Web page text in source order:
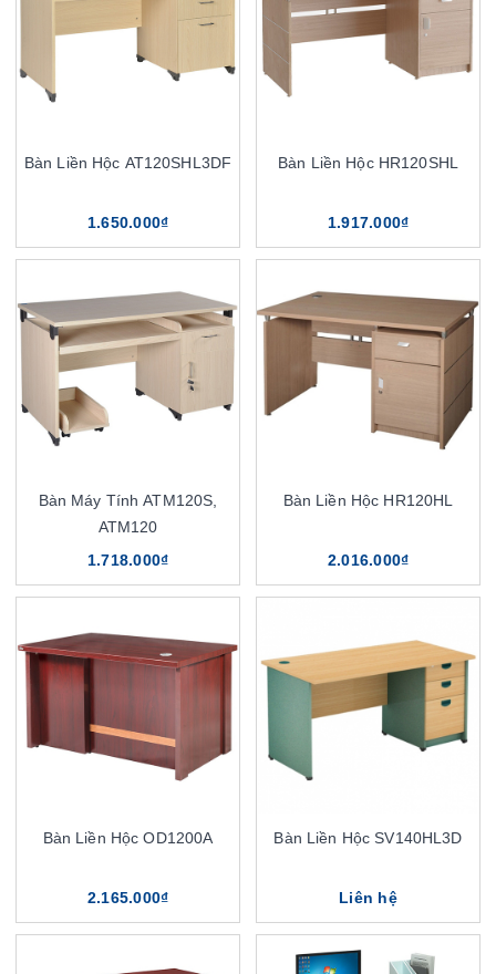
Bàn Liền Hộc AT120SHL3DF
1.650.000₫
Bàn Liền Hộc HR120SHL
1.917.000₫
Bàn Máy Tính ATM120S,
ATM120
1.718.000₫
Bàn Liền Hộc HR120HL
2.016.000₫
Bàn Liền Hộc OD1200A
2.165.000₫
Bàn Liền Hộc SV140HL3D
Liên hệ